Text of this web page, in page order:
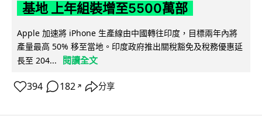
基地 上年組裝增至5500萬部
Apple 加速將 iPhone 生產線由中國轉往印度，目標兩年內將
產量最高 50% 移至當地。印度政府推出關稅豁免及稅務優惠延
長至 204...
閱讀全文
394 182 ↗ 分享